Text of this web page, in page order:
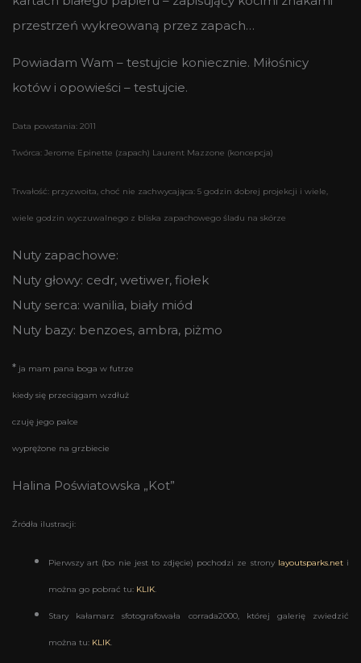
przestrzeń wykreowaną przez zapach…
Powiadam Wam – testujcie koniecznie. Miłośnicy
kotów i opowieści – testujcie.
Data powstania: 2011
Twórca: Jerome Epinette (zapach) Laurent Mazzone (koncepcja)
Trwałość: przyzwoita, choć nie zachwycająca: 5 godzin dobrej projekcji i wiele,
wiele godzin wyczuwalnego z bliska zapachowego śladu na skórze
Nuty zapachowe:
Nuty głowy: cedr, wetiwer, fiołek
Nuty serca: wanilia, biały miód
Nuty bazy: benzoes, ambra, piżmo
* ja mam pana boga w futrze
kiedy się przeciągam wzdłuż
czuję jego palce
wyprężone na grzbiecie
Halina Poświatowska „Kot”
Źródła ilustracji:
Pierwszy art (bo nie jest to zdjęcie) pochodzi ze strony layoutsparks.neti
można go pobrać tu: KLIK.
Stary kałamarz sfotografowała corrada2000, której galerię zwiedzić
można tu: KLIK.